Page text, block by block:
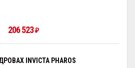
206 523₽
INVICTA PHAROS